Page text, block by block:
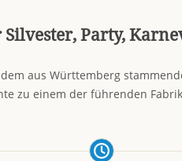
Party,
aus Württemberg
zu einem der führenden